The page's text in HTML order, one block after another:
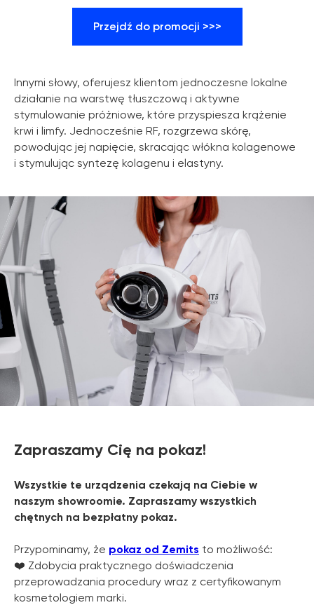
Przejdź do promocji >>>
Innymi słowy, oferujesz klientom jednoczesne lokalne
działanie na warstwę tłuszczową i aktywne
stymulowanie próżniowe, które przyspiesza krążenie
krwi i limfy. Jednocześnie RF, rozgrzewa skórę,
powodując jej napięcie, skracając włókna kolagenowe
i stymulując syntezę kolagenu i elastyny.
Zapraszamy Cię na pokaz!
Wszystkie te urządzenia czekają na Ciebie w
naszym showroomie. Zapraszamy wszystkich
chętnych na bezpłatny pokaz.
Przypominamy, że pokaz od Zemits to możliwość:
❤️ Zdobycia praktycznego doświadczenia
przeprowadzania procedury wraz z certyfikowanym
kosmetologiem marki.